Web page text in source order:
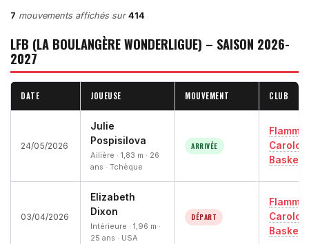
7 mouvements affichés sur414
LFB (LA BOULANGÈRE WONDERLIGUE) – SAISON 2026-
2027
DATE JOUEUSE MOUVEMENT CLUB
24/05/2026
Julie
Pospisilova
Ailière · 1,83 m · 26
ans · Tchèque
ARRIVÉE
Carolo
Basket
03/04/2026
Elizabeth
Dixon
Intérieure · 1,96 m ·
25 ans · USA
DÉPART
Carolo
Basket